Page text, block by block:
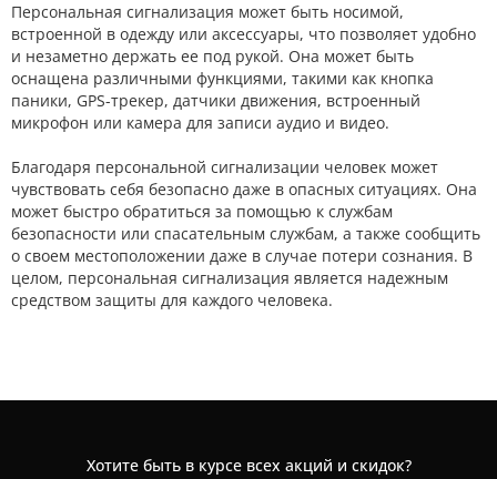
Персональная сигнализация может быть носимой,
встроенной в одежду или аксессуары, что позволяет удобно
и незаметно держать ее под рукой. Она может быть
оснащена различными функциями, такими как кнопка
паники, GPS-трекер, датчики движения, встроенный
микрофон или камера для записи аудио и видео.
Благодаря персональной сигнализации человек может
чувствовать себя безопасно даже в опасных ситуациях. Она
может быстро обратиться за помощью к службам
безопасности или спасательным службам, а также сообщить
о своем местоположении даже в случае потери сознания. В
целом, персональная сигнализация является надежным
средством защиты для каждого человека.
Хотите быть в курсе всех акций и скидок?